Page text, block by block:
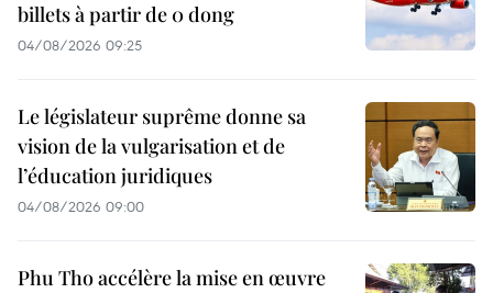
billets à partir de 0 dong
04/08/2026 09:25
Le législateur suprême donne sa
vision de la vulgarisation et de
l’éducation juridiques
04/08/2026 09:00
Phu Tho accélère la mise en œuvre